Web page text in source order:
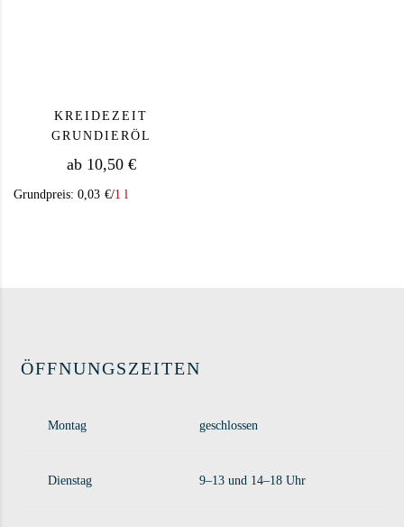
KREIDEZEIT
GRUNDIERÖL
ab 10,50 €
Grundpreis: 0,03 €/1 l
ÖFFNUNGSZEITEN
Montag geschlossen
Dienstag 9–13 und 14–18 Uhr